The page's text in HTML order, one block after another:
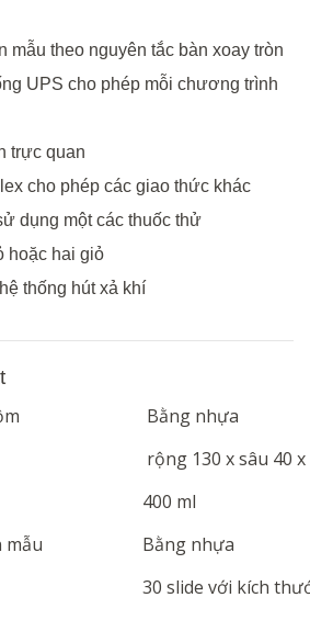
mẫu theo nguyên tắc bàn xoay tròn
UPS cho phép mỗi chương trình
trực quan
cho phép các giao thức khác
dụng một các thuốc thử
hoặc hai giỏ
thống hút xả khí
Bằng nhựa
rộng 130 xsâu 40 x
400 ml
mẫu Bằng nhựa
30 slide với kích